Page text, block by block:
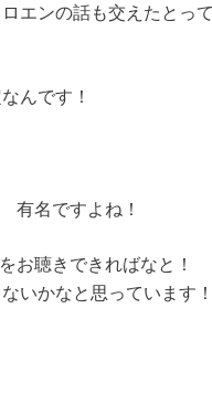
エンの話も交えたとっ
んです！
有名ですよね！
お聴きできればなと！
いかなと思っています！